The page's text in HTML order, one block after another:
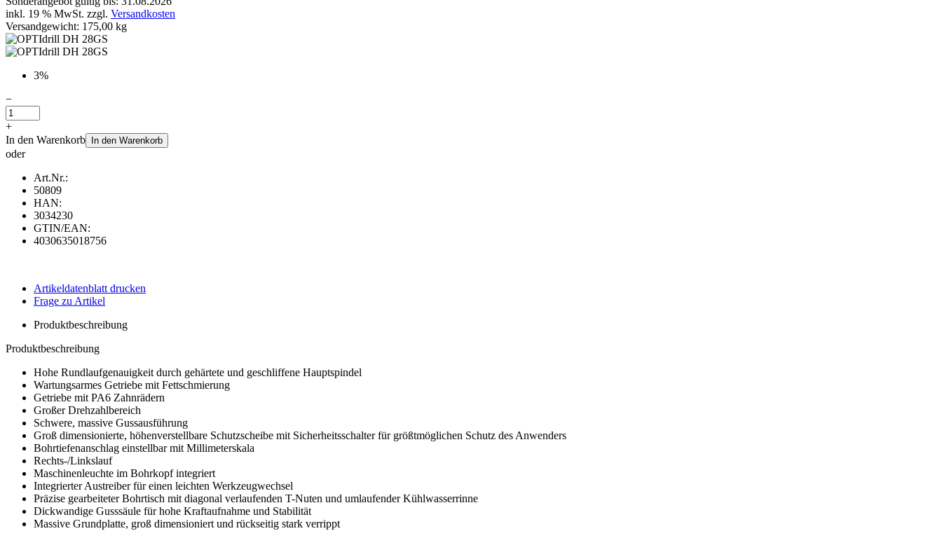
inkl. 19 % MwSt. zzgl. Versandkosten
Versandgewicht: 175,00 kg
3%
−
+
In den Warenkorb
In den Warenkorb
oder
Art.Nr.:
50809
HAN:
3034230
GTIN/EAN:
4030635018756
Artikeldatenblatt drucken
Frage zu Artikel
Produktbeschreibung
Produktbeschreibung
Hohe Rundlaufgenauigkeit durch gehärtete und geschliffene Hauptspindel
Wartungsarmes Getriebe mit Fettschmierung
Getriebe mit PA6 Zahnrädern
Großer Drehzahlbereich
Schwere, massive Gussausführung
Groß dimensionierte, höhenverstellbare Schutzscheibe mit Sicherheitsschalter für größtmöglichen Schutz des Anwenders
Bohrtiefenanschlag einstellbar mit Millimeterskala
Rechts-/Linkslauf
Maschinenleuchte im Bohrkopf integriert
Integrierter Austreiber für einen leichten Werkzeugwechsel
Präzise gearbeiteter Bohrtisch mit diagonal verlaufenden T-Nuten und umlaufender Kühlwasserrinne
Dickwandige Gusssäule für hohe Kraftaufnahme und Stabilität
Massive Grundplatte, groß dimensioniert und rückseitig stark verrippt